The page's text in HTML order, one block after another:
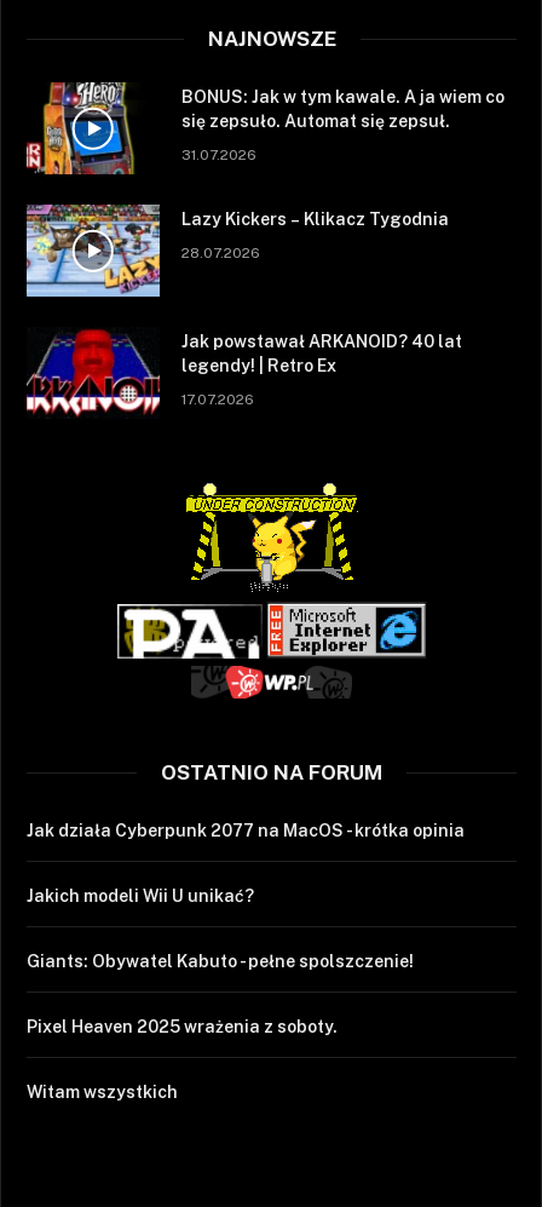
NAJNOWSZE
BONUS: Jak w tym kawale. A ja wiem co
się zepsuło. Automat się zepsuł.
31.07.2026
Lazy Kickers – Klikacz Tygodnia
28.07.2026
Jak powstawał ARKANOID? 40 lat
legendy! | Retro Ex
17.07.2026
OSTATNIO NA FORUM
Jak działa Cyberpunk 2077 na MacOS - krótka opinia
Jakich modeli Wii U unikać?
Giants: Obywatel Kabuto - pełne spolszczenie!
Pixel Heaven 2025 wrażenia z soboty.
Witam wszystkich